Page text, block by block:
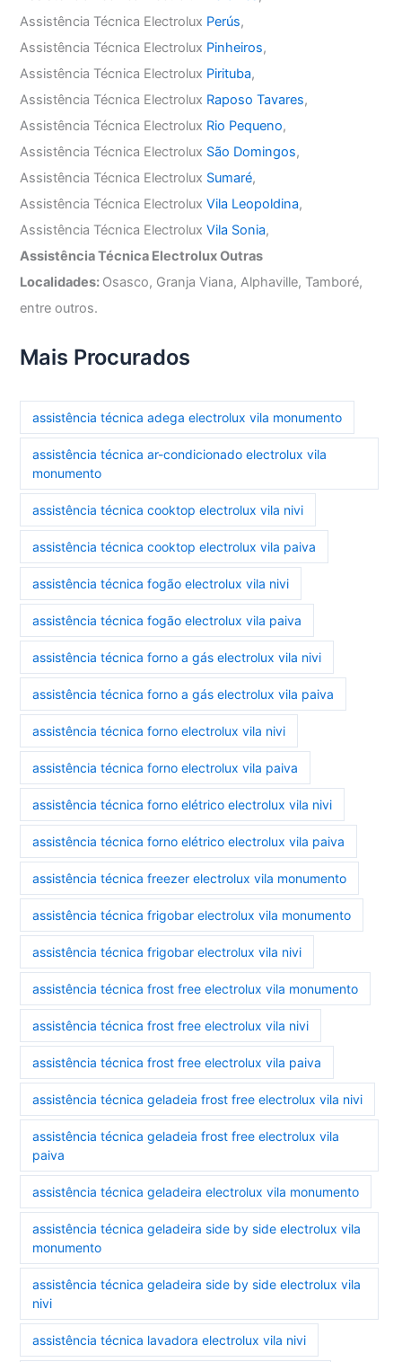
Assistência Técnica Electrolux Perús,
Assistência Técnica Electrolux Pinheiros,
Assistência Técnica Electrolux Pirituba,
Assistência Técnica Electrolux Raposo Tavares,
Assistência Técnica Electrolux Rio Pequeno,
Assistência Técnica Electrolux São Domingos,
Assistência Técnica Electrolux Sumaré,
Assistência Técnica ElectroluxVila Leopoldina,
Assistência Técnica ElectroluxVila Sonia,
Assistência Técnica Electrolux Outras
Localidades: Osasco, Granja Viana, Alphaville, Tamboré,
entre outros.
Mais Procurados
assistência técnica adega electrolux vila monumento
assistência técnica ar-condicionado electrolux vila
monumento
assistência técnica cooktop electrolux vila nivi
assistência técnica cooktop electrolux vila paiva
assistência técnica fogão electrolux vila nivi
assistência técnica fogão electrolux vila paiva
assistência técnica forno a gás electrolux vila nivi
assistência técnica forno a gás electrolux vila paiva
assistência técnica forno electrolux vila nivi
assistência técnica forno electrolux vila paiva
assistência técnica forno elétrico electrolux vila nivi
assistência técnica forno elétrico electrolux vila paiva
assistência técnica freezer electrolux vila monumento
assistência técnica frigobar electrolux vila monumento
assistência técnica frigobar electrolux vila nivi
assistência técnica frost free electrolux vila monumento
assistência técnica frost free electrolux vila nivi
assistência técnica frost free electrolux vila paiva
assistência técnica geladeia frost free electrolux vila nivi
assistência técnica geladeia frost free electrolux vila
paiva
assistência técnica geladeira electrolux vila monumento
assistência técnica geladeira side by side electrolux vila
monumento
assistência técnica geladeira side by side electrolux vila
nivi
assistência técnica lavadora electrolux vila nivi